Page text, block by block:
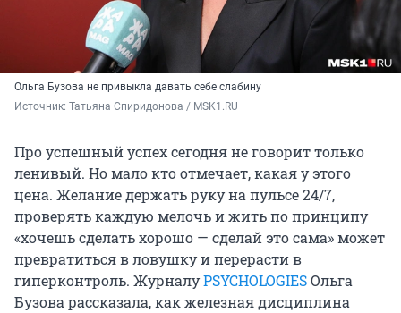
Ольга Бузова не привыкла давать себе слабину
Источник: Татьяна Спиридонова / MSK1.RU
Про успешный успех сегодня не говорит только
ленивый. Но мало кто отмечает, какая у этого
цена. Желание держать руку на пульсе 24/7,
проверять каждую мелочь и жить по принципу
«хочешь сделать хорошо — сделай это сама» может
превратиться в ловушку и перерасти в
гиперконтроль. ЖурналуPSYCHOLOGIESОльга
Бузова рассказала, как железная дисциплина